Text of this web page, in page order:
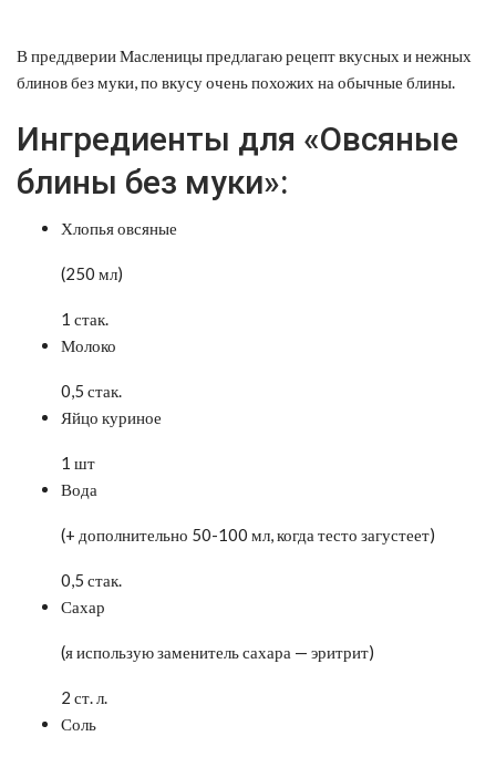
В преддверии Масленицы предлагаю рецепт вкусных и нежных
блинов без муки, по вкусу очень похожих на обычные блины.
Ингредиенты для «Овсяные
блины без муки»:
Хлопья овсяные
(250 мл)
1 стак.
Молоко
0,5 стак.
Яйцо куриное
1 шт
Вода
(+ дополнительно 50-100 мл, когда тесто загустеет)
0,5 стак.
Сахар
(я использую заменитель сахара — эритрит)
2 ст. л.
Соль